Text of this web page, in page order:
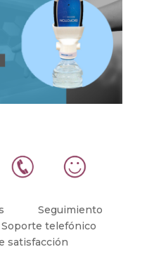
Seguimiento
telefónico